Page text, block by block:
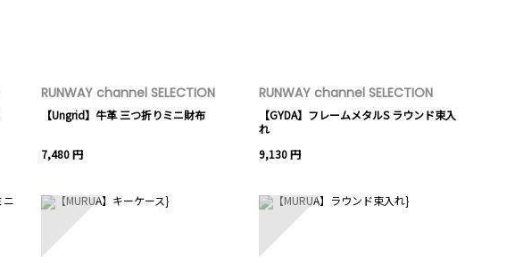
RUNWAY channel SELECTION
【Ungrid】牛革 三つ折りミニ財布
7,480 円
RUNWAY channel SELECTION
【GYDA】フレームメタルS ラウンド束入
れ
9,130 円